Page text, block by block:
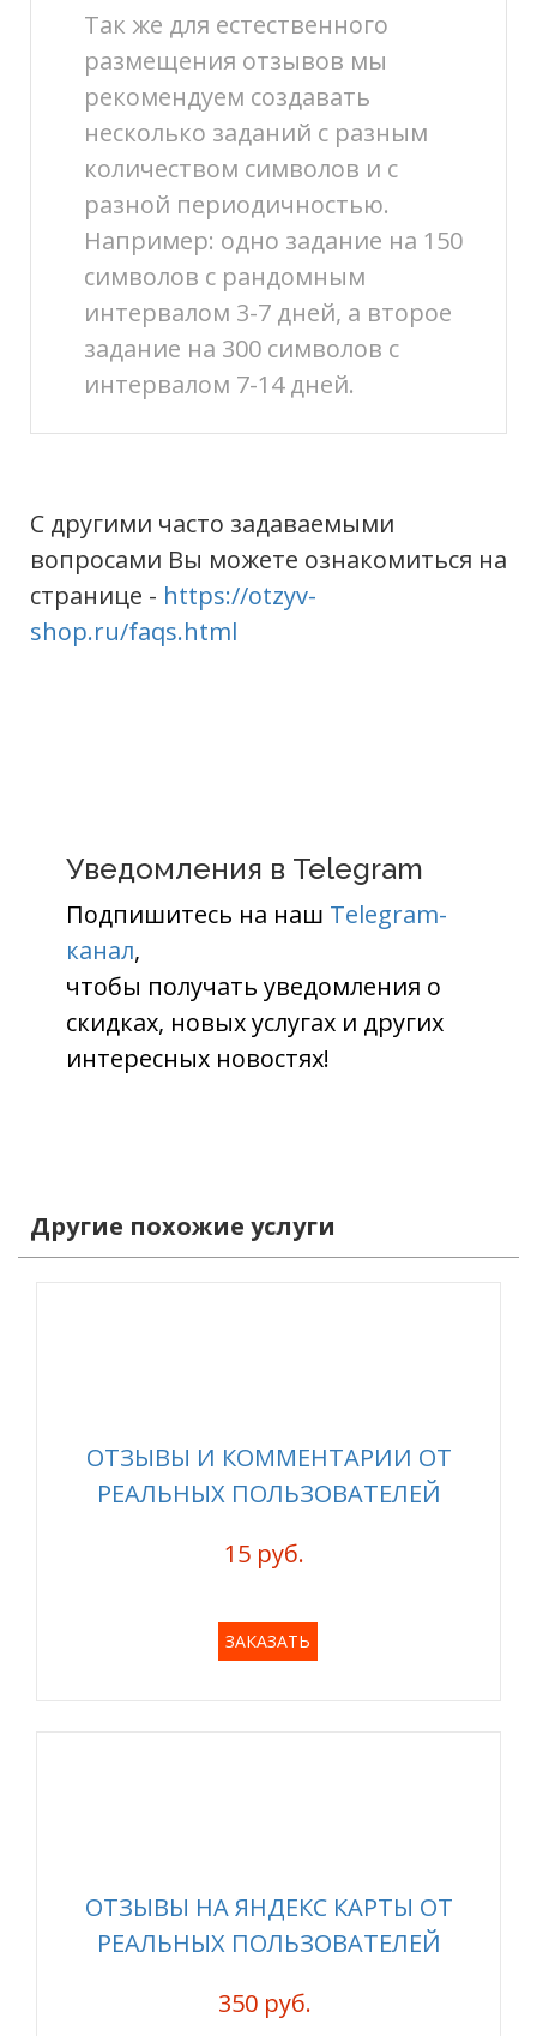
Так же для естественного
размещения отзывов мы
рекомендуем создавать
несколько заданий с разным
количеством символов и с
разной периодичностью.
Например: одно задание на 150
символов с рандомным
интервалом 3-7 дней, а второе
задание на 300 символов с
интервалом 7-14 дней.
С другими часто задаваемыми
вопросами Вы можете ознакомиться на
странице - https://otzyv-
shop.ru/faqs.html
Уведомления в Telegram
Подпишитесь на наш Telegram-
канал,
чтобы получать уведомления о
скидках, новых услугах и других
интересных новостях!
Другие похожие услуги
ОТЗЫВЫ И КОММЕНТАРИИ ОТ
РЕАЛЬНЫХ ПОЛЬЗОВАТЕЛЕЙ
15 руб.
ЗАКАЗАТЬ
ОТЗЫВЫ НА ЯНДЕКС КАРТЫ ОТ
РЕАЛЬНЫХ ПОЛЬЗОВАТЕЛЕЙ
350 руб.